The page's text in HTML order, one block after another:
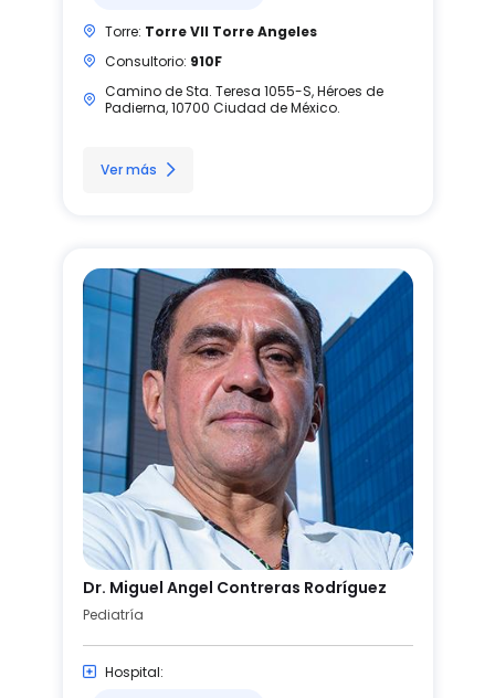
Torre: Torre VII Torre Angeles
Consultorio: 910F
Camino de Sta. Teresa 1055-S, Héroes de
Padierna, 10700 Ciudad de México.
Ver más
Dr. Miguel Angel Contreras Rodríguez
Pediatría
Hospital: